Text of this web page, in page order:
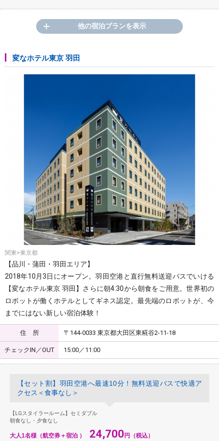
他の宿泊プランを表示
変なホテル東京 羽田
関東>東京都
【品川・蒲田・羽田エリア】
2018年10月3日にオープン。羽田空港と直行無料送迎バスでいける
【変なホテル東京 羽田】さらに朝4:30から朝食をご用意。世界初の
ロボットが働くホテルとしてギネス認定。最先端のロボットが、今
までにはない新しい宿泊体験！
住 所 〒144-0033 東京都大田区東糀谷2-11-18
チェックIN／OUT 15:00／11:00
【セット割】羽田空港へ最速10分！無料送迎バスで快適ア
クセス＜食事なし＞
【LGスタイラールーム】セミダブル
朝食なし・夕食なし
大人1名様（航空券＋宿泊 ） 24,700 円（税込）